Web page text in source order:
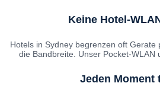
Keine Hotel-
Hotels in Sydney begrenzen oft
die Bandbreite. Unser Pocket-WLAN
Jeden Moment